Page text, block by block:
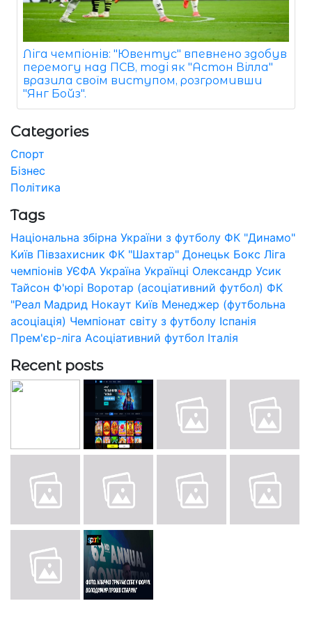
Ліга чемпіонів: "Ювентус" впевнено здобув
перемогу над ПСВ, тоді як "Астон Вілла"
вразила своїм виступом, розгромивши
"Янг Бойз".
Categories
Спорт
Бізнес
Політика
Tags
Національна збірна України з футболу ФК "Динамо"
Київ Півзахисник ФК "Шахтар" Донецьк Бокс Ліга
чемпіонів УЄФА Україна Українці Олександр Усик
Тайсон Ф'юрі Воротар (асоціативний футбол) ФК
"Реал Мадрид Нокаут Київ Менеджер (футбольна
асоціація) Чемпіонат світу з футболу Іспанія
Прем'єр-ліга Асоціативний футбол Італія
Recent posts